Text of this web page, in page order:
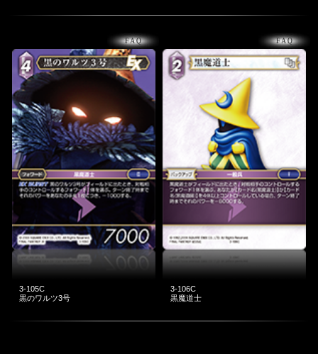
3-105C
黒のワルツ3号
3-106C
黒魔道士